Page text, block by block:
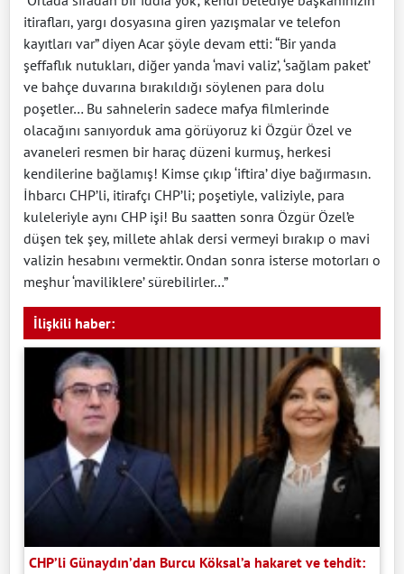
itirafları, yargı dosyasına giren yazışmalar ve telefon
kayıtları var” diyen Acar şöyle devam etti: “Bir yanda
şeffaflık nutukları, diğer yanda ‘mavi valiz’, ‘sağlam paket’
ve bahçe duvarına bırakıldığı söylenen para dolu
poşetler… Bu sahnelerin sadece mafya filmlerinde
olacağını sanıyorduk ama görüyoruz ki Özgür Özel ve
avaneleri resmen bir haraç düzeni kurmuş, herkesi
kendilerine bağlamış! Kimse çıkıp ‘iftira’ diye bağırmasın.
İhbarcı CHP’li, itirafçı CHP’li; poşetiyle, valiziyle, para
kuleleriyle aynı CHP işi! Bu saatten sonra Özgür Özel’e
düşen tek şey, millete ahlak dersi vermeyi bırakıp o mavi
valizin hesabını vermektir. Ondan sonra isterse motorları o
meşhur ‘maviliklere’ sürebilirler…”
İlişkili haber:
CHP’li Günaydın’dan Burcu Köksal’a hakaret ve tehdit: